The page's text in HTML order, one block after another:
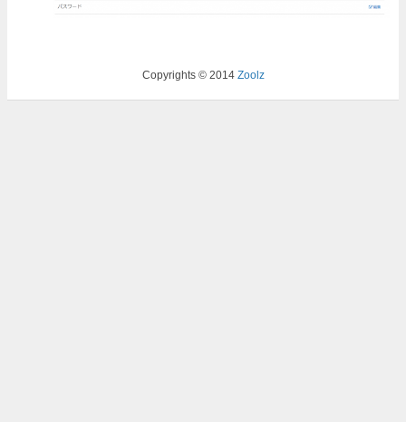
Copyrights © 2014Zoolz